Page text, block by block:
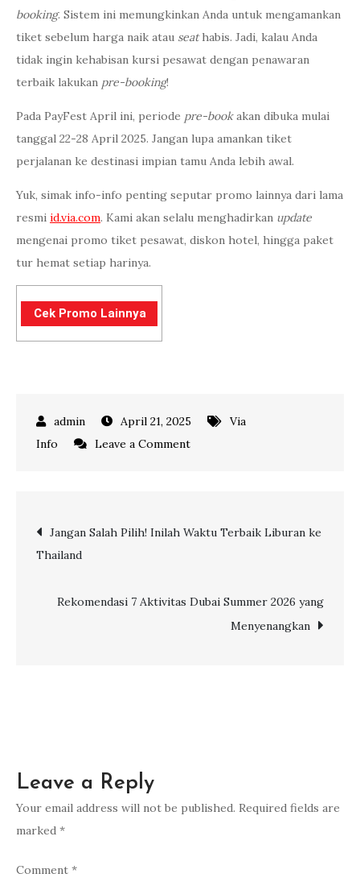
booking. Sistem ini memungkinkan Anda untuk mengamankan
tiket sebelum harga naik atau seathabis. Jadi, kalau Anda
tidak ingin kehabisan kursi pesawat dengan penawaran
terbaik lakukan pre-booking!
Pada PayFest April ini, periode pre-bookakan dibuka mulai
tanggal 22-28 April 2025. Jangan lupa amankan tiket
perjalanan ke destinasi impian tamu Anda lebih awal.
Yuk, simak info-info penting seputar promo lainnya dari lama
resmi id.via.com. Kami akan selalu menghadirkan update
mengenai promo tiket pesawat, diskon hotel, hingga paket
tur hemat setiap harinya.
Cek Promo Lainnya
April 21, 2025
Via
Info
Leave a Commenton
Akhir
Via.com
Indonesia
Post
navigation
Jangan Salah Pilih! Inilah Waktu Terbaik Liburan ke
Thailand
Rekomendasi 7 Aktivitas Dubai Summer 2026 yang
Menyenangkan
Leave a Reply
Your email address will not be published. Required fields are
marked *
Comment *